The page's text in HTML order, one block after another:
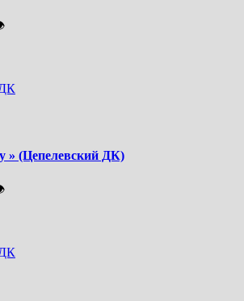
» (Цепелевский ДК)